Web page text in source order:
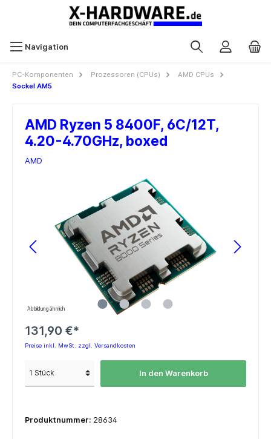
Navigation
PC-Komponenten Prozessoren (CPUs)
AMD CPUs
Sockel AM5
AMD Ryzen 5 8400F, 6C/12T,
4.20-4.70GHz, boxed
AMD
Abbildung ähnlich
131,90 €*
Preise inkl. MwSt. zzgl. Versandkosten
In den Warenkorb
Produktnummer: 28634